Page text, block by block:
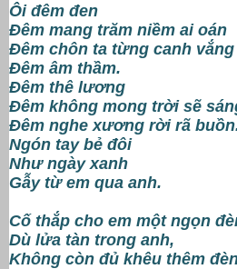
Ôi đêm đen
Đêm mang trăm niềm ai oán
Đêm chôn ta từng canh vắng
Đêm âm thầm.
Đêm thê lương
Đêm không mong trời sẽ
Đêm nghe xương rời rã
Ngón tay bẻ đôi
Như ngày xanh
Gẫy từ em qua anh.
Cố thắp cho em một ngọn
Dù lửa tàn trong anh,
Không còn đủ khêu thêm